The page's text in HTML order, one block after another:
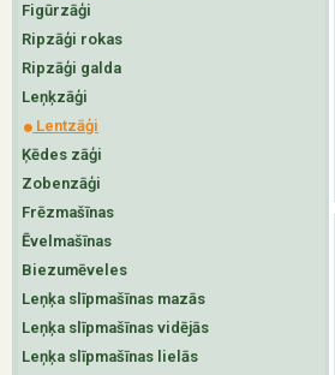
Figūrzāģi
Ripzāģi rokas
Ripzāģi galda
Leņķzāģi
Lentzāģi
Ķēdes zāģi
Zobenzāģi
Frēzmašīnas
Ēvelmašīnas
Biezumēveles
Leņķa slīpmašīnas mazās
Leņķa slīpmašīnas vidējās
Leņķa slīpmašīnas lielās